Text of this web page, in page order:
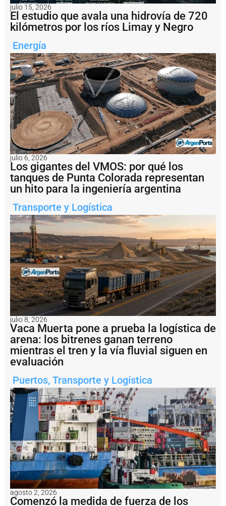
m
i
e
n
t
o
p
r
o
g
r
e
s
i
v
o
d
e
l
t
r
n
s
it
o
d
e
b
u
q
u
e
s
y
s
u
p
e
r
i
s
ó
6
6
v
i
m
i
e
n
t
julio 15, 2026
El estudio que avala una hidrovía de 720
kilómetros por los ríos Limay y Negro
Energía
julio 6, 2026
Los gigantes del VMOS: por qué los
tanques de Punta Colorada representan
un hito para la ingeniería argentina
Transporte y Logística
julio 8, 2026
Vaca Muerta pone a prueba la logística de
arena: los bitrenes ganan terreno
mientras el tren y la vía fluvial siguen en
evaluación
Puertos, Transporte y Logística
agosto 2, 2026
Comenzó la medida de fuerza de los